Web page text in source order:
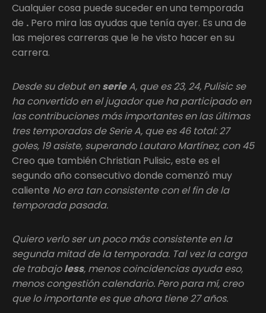
Cualquier cosa puede suceder en una temporada
de . Pero mira las ayudas que tenía ayer. Es una de
las mejores carreras que le he visto hacer en su
carrera.
Desde su debut enserieA, que es 23, 24, Pulisic se
ha convertido en el jugador que ha participado en
las contribuciones más importantes en las últimas
tres temporadas de Serie A, que es 46 total: 27
goles, 19 asiste, superando Lautaro Martínez, con 45
Creo que también Christian Pulisic, este es el
segundo año consecutivo donde comenzó muy
caliente No era tan consistente con el fin de la
temporada pasada.
Quiero verlo ser un poco más consistente en la
segunda mitad de la temporada. Tal vez la carga
de trabajoless, menos coincidencias ayuda eso,
menos congestión calendario. Pero para mí, creo
que lo importante es que ahora tiene 27 años.